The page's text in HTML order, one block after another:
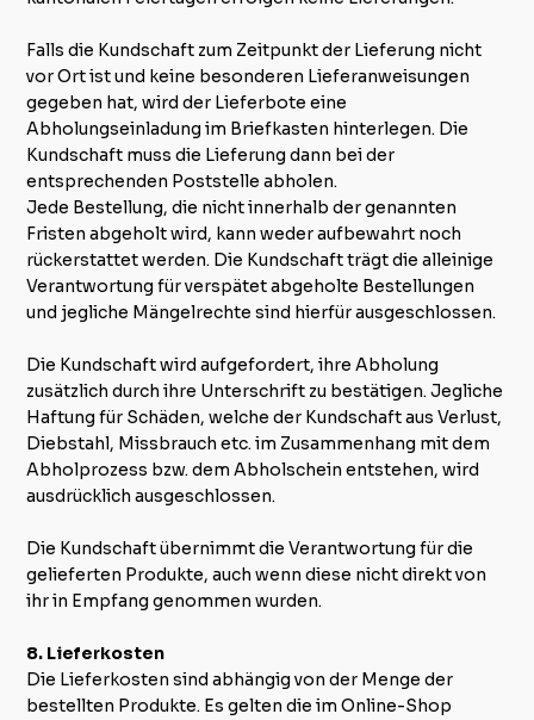
Falls die Kundschaft zum Zeitpunkt der Lieferung nicht
vor Ort ist und keine besonderen Lieferanweisungen
gegeben hat, wird der Lieferbote eine
Abholungseinladung im Briefkasten hinterlegen. Die
Kundschaft muss die Lieferung dann bei der
entsprechenden Poststelle abholen.
Jede Bestellung, die nicht innerhalb der genannten
Fristen abgeholt wird, kann weder aufbewahrt noch
rückerstattet werden. Die Kundschaft trägt die alleinige
Verantwortung für verspätet abgeholte Bestellungen
und jegliche Mängelrechte sind hierfür ausgeschlossen.
Die Kundschaft wird aufgefordert, ihre Abholung
zusätzlich durch ihre Unterschrift zu bestätigen. Jegliche
Haftung für Schäden, welche der Kundschaft aus Verlust,
Diebstahl, Missbrauch etc. im Zusammenhang mit dem
Abholprozess bzw. dem Abholschein entstehen, wird
ausdrücklich ausgeschlossen.
Die Kundschaft übernimmt die Verantwortung für die
gelieferten Produkte, auch wenn diese nicht direkt von
ihr in Empfang genommen wurden.
8. Lieferkosten
Die Lieferkosten sind abhängig von der Menge der
bestellten Produkte. Es gelten die im Online-Shop